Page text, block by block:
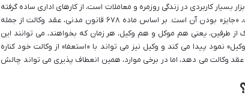
بسیار کاربردی در زندگی روزمره و معاملات است، از کارهای اداری ساده گرفته
تا امور پیچیده قضایی. اما نکته کلیدی در ذات عقد وکالت، «جایز» بودن آن است. بر اساس ماده ۶۷۸ قانون مدنی، عقد وکالت از جمله
یعنی هم موکل و هم وکیل، هر زمان که بخواهند، می توانند این
نمود پیدا می کند و وکیل نیز می تواند با «استعفا» از وکالت خود کناره
عقد وکالت می دهد، اما در برخی موارد، همین انعطاف پذیری می تواند چالش